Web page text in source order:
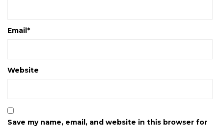
Email*
Website
Save my name, email, and website in this browser for